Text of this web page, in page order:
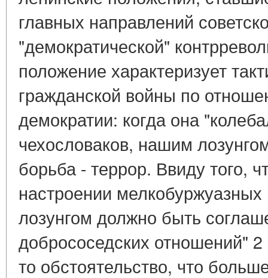
главных направлений
"демократической"
положение характеризует
гражданской войны по
демократии: когда она
чехословаков, нашим
борьба - террор. Ввиду того,
настроении
лозунгом должно быть
добрососедских отношений"
то обстоятельство, что